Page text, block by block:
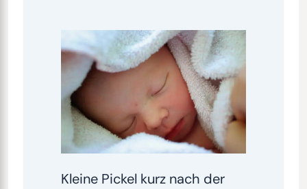
Kleine Pickel kurz nach der